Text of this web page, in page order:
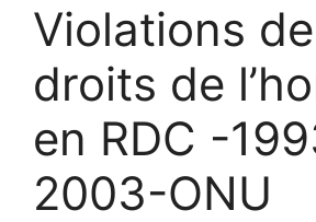
Violations
droits de
en RDC -
2003-ONU